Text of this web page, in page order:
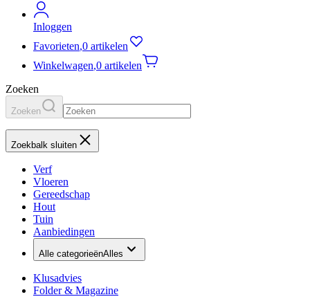
Inloggen
Favorieten,0 artikelen
Winkelwagen,0 artikelen
Zoeken
Zoeken
Zoekbalk sluiten
Verf
Vloeren
Gereedschap
Hout
Tuin
Aanbiedingen
Alle categorieënAlles
Klusadvies
Folder & Magazine